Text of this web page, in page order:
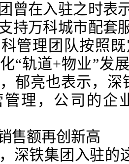
在入驻之时表
持万科城市配套
管理团队按照
“轨道+物业”发
郁亮也表示，深
管理，公司的企
额再创新高
铁集团入驻的